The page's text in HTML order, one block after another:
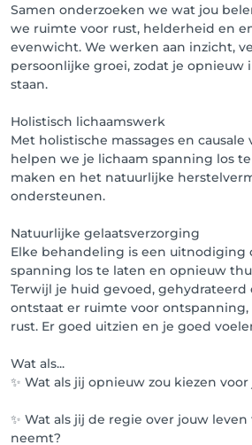
Samen onderzoeken we wat jou
we ruimte voor rust, helderheid en
evenwicht. We werken aan inzicht,
persoonlijke groei, zodat je opnieuw
staan.
Holistisch lichaamswerk
Met holistische massages en
helpen we je lichaam spanning los
maken en het natuurlijke
ondersteunen.
Natuurlijke gelaatsverzorging
Elke behandeling is een uitnodiging
spanning los te laten en opnieuw
Terwijl je huid gevoed,
ontstaat er ruimte voor
rust. Er goed uitzien en je goed
Wat als...
✨ Wat als jij opnieuw zou kiezen voor
✨ Wat als jij de regie over jouw
neemt?